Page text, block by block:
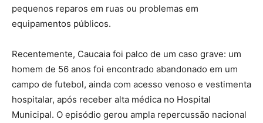
pequenos reparos em ruas ou problemas em
equipamentos públicos.
Recentemente, Caucaia foi palco de um caso grave: um
homem de 56 anos foi encontrado abandonado em um
campo de futebol, ainda com acesso venoso e vestimenta
hospitalar, após receber alta médica no Hospital
Municipal. O episódio gerou ampla repercussão nacional